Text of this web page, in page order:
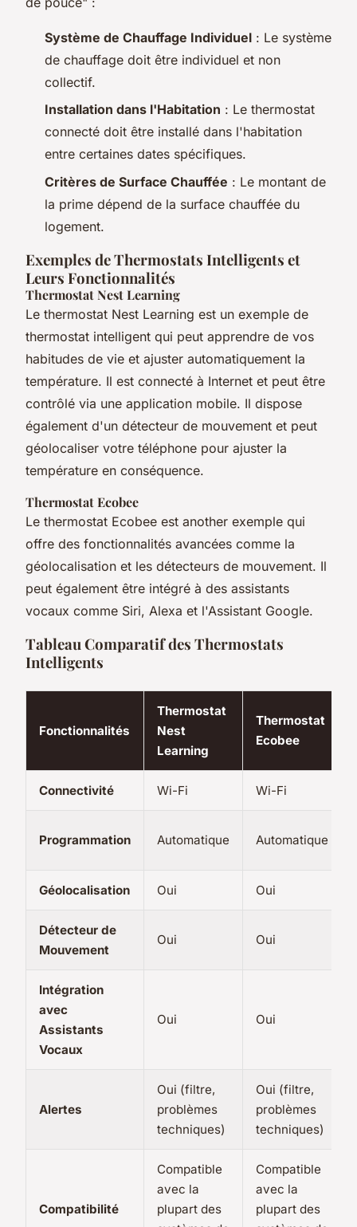
Système de Chauffage Individuel : Le système
de chauffage doit être individuel et non
collectif.
Installation dans l'Habitation : Le thermostat
connecté doit être installé dans l'habitation
entre certaines dates spécifiques.
Critères de Surface Chauffée : Le montant de
la prime dépend de la surface chauffée du
logement.
Exemples de Thermostats Intelligents et
Leurs Fonctionnalités
Thermostat Nest Learning
Le thermostat Nest Learning est un exemple de
thermostat intelligent qui peut apprendre de vos
habitudes de vie et ajuster automatiquement la
température. Il est connecté à Internet et peut être
contrôlé via une application mobile. Il dispose
également d'un détecteur de mouvement et peut
géolocaliser votre téléphone pour ajuster la
température en conséquence.
Thermostat Ecobee
Le thermostat Ecobee est another exemple qui
offre des fonctionnalités avancées comme la
géolocalisation et les détecteurs de mouvement. Il
peut également être intégré à des assistants
vocaux comme Siri, Alexa et l'Assistant Google.
Tableau Comparatif des Thermostats
Intelligents
Fonctionnalités
Thermostat
Nest
Learning
Thermostat
Ecobee
Connectivité Wi-Fi Wi-Fi
Programmation Automatique Automatique
Géolocalisation Oui Oui
Détecteur de
Mouvement
Oui Oui
Intégration
avec
Assistants
Vocaux
Oui Oui
Alertes
Oui (filtre,
problèmes
techniques)
Oui (filtre,
problèmes
techniques)
Compatibilité
Compatible
avec la
plupart des
Compatible
avec la
plupart des